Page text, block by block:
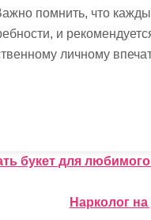
помнить, что
и
личному
букет для
Нарколог